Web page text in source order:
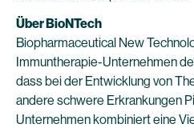
Über BioNTech
Biopharmaceutical New
Immuntherapie-Unternehmen
dass bei der Entwicklung von
andere schwere Erkrankungen
Unternehmen kombiniert eine